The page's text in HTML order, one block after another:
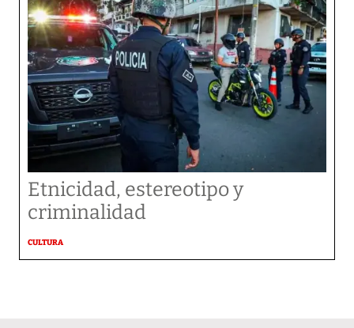
Etnicidad, estereotipo y
criminalidad
CULTURA